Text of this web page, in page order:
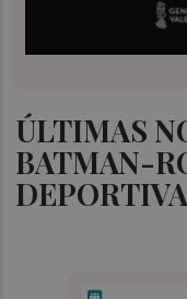
ÚLTIMAS
BATMAN-
DEPORTIVA